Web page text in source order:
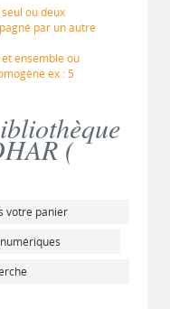
ou deux
par un autre
ensemble ou
ex : 5
(
votre panier